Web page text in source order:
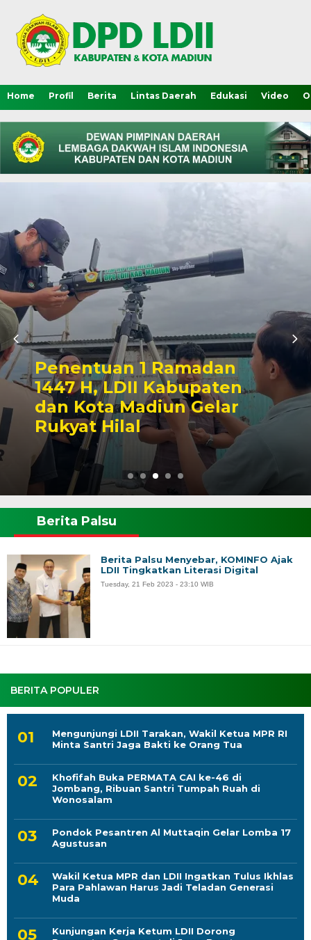
Home Profil Berita Lintas Daerah Edukasi Video
Penentuan 1 Ramadan
1447 H, LDII Kabupaten
dan Kota Madiun Gelar
Rukyat Hilal
BERITA POPULER
Mengunjungi LDII Tarakan, Wakil Ketua MPR RI
Minta Santri Jaga Bakti ke Orang Tua
Khofifah Buka PERMATA CAI ke-46 di
Jombang, Ribuan Santri Tumpah Ruah di
Wonosalam
Pondok Pesantren Al Muttaqin Gelar Lomba 17
Agustusan
Wakil Ketua MPR dan LDII Ingatkan Tulus Ikhlas
Para Pahlawan Harus Jadi Teladan Generasi
Muda
Kunjungan Kerja Ketum LDII Dorong
Berita Palsu
Berita Palsu Menyebar, KOMINFO Ajak
LDII Tingkatkan Literasi Digital
Tuesday, 21 Feb 2023 - 23:10 WIB